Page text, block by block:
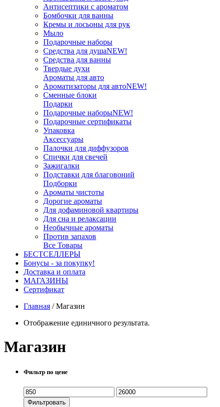
Антисептики с ароматом
Бомбочки для ванны
Кремы и лосьоны для рук
Мыло
Подарочные наборы
Средства для душаNEW!
Средства для ванны
Твердые духи
Ароматы для авто
Ароматизаторы для автоNEW!
Сменные блоки
Подарки
Подарочные наборыNEW!
Подарочные сертификаты
Упаковка
Аксессуары
Палочки для диффузоров
Спички для свечей
Зажигалки
Подставки для благовоний
Подборки
Ароматы чистоты
Дорогие ароматы
Для дофаминовой квартиры
Для сна и релаксации
Необычные ароматы
Против запахов
Все Товары
БЕСТСЕЛЛЕРЫ
Бонусы - за покупку!
Доставка и оплата
МАГАЗИНЫ
Cертификат
Главная /Магазин
Отображение единичного результата.
Магазин
Фильтр по цене
Фильтровать